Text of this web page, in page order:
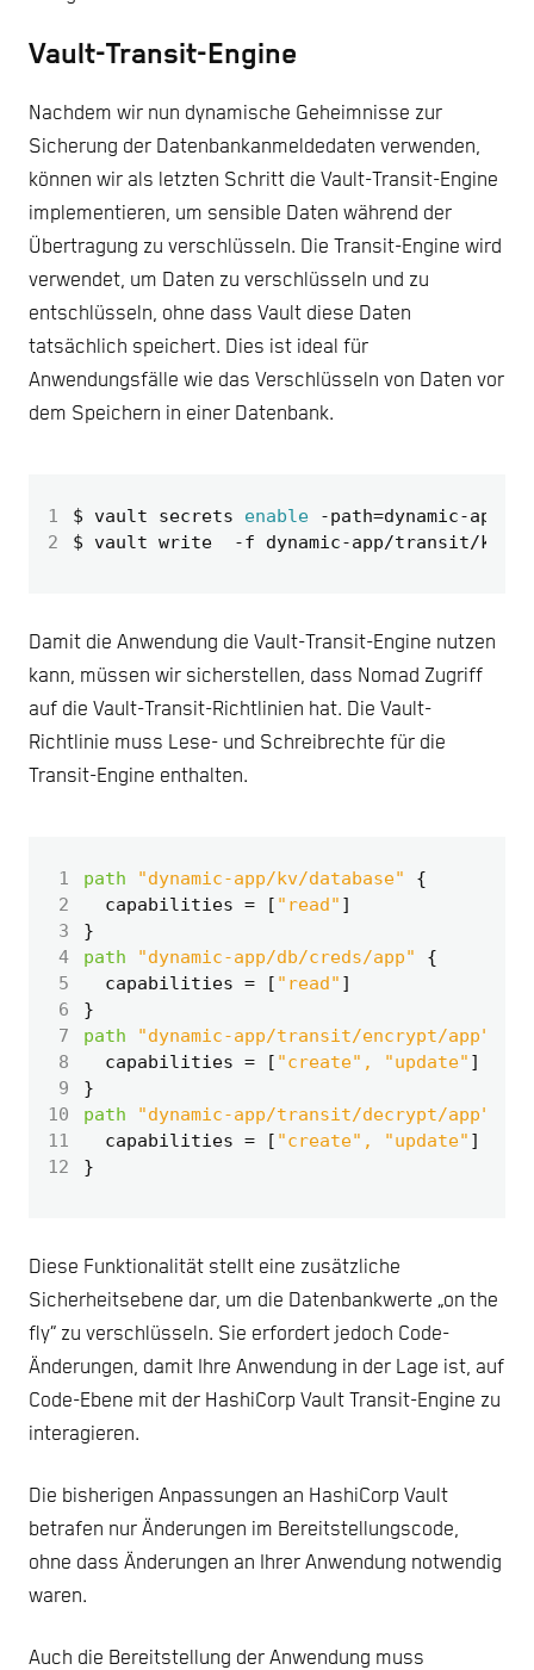
Vault-Transit-Engine
Nachdem wir nun dynamische Geheimnisse zur
Sicherung der Datenbankanmeldedaten verwenden,
können wir als letzten Schritt die Vault-Transit-Engine
implementieren, um sensible Daten während der
Übertragung zu verschlüsseln. Die Transit-Engine wird
verwendet, um Daten zu verschlüsseln und zu
entschlüsseln, ohne dass Vault diese Daten
tatsächlich speichert. Dies ist ideal für
Anwendungsfälle wie das Verschlüsseln von Daten vor
dem Speichern in einer Datenbank.
1 $ vault secrets enable -path=
2
Damit die Anwendung die Vault-Transit-Engine nutzen
kann, müssen wir sicherstellen, dass Nomad Zugriff
auf die Vault-Transit-Richtlinien hat. Die Vault-
Richtlinie muss Lese- und Schreibrechte für die
Transit-Engine enthalten.
1 path "dynamic-app/kv/database"
2
  capabilities
= [ "read" ]
3
4
path "dynamic-app/db/creds/app"
5
  capabilities
= [ "read" ]
6
7
path "dynamic-app/transit/encrypt/app"
8
  capabilities
= [ "create", "update" ]
9
10
path "dynamic-app/transit/decrypt/app"
11
  capabilities
= [ "create", "update" ]
12
Diese Funktionalität stellt eine zusätzliche
Sicherheitsebene dar, um die Datenbankwerte „on the
fly“ zu verschlüsseln. Sie erfordert jedoch Code-
Änderungen, damit Ihre Anwendung in der Lage ist, auf
Code-Ebene mit der HashiCorp Vault Transit-Engine zu
interagieren.
Die bisherigen Anpassungen an HashiCorp Vault
betrafen nur Änderungen im Bereitstellungscode,
ohne dass Änderungen an Ihrer Anwendung notwendig
waren.
Auch die Bereitstellung der Anwendung muss